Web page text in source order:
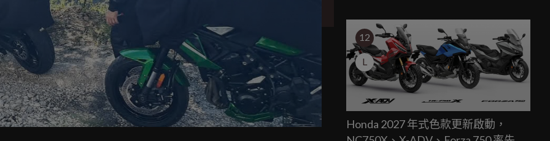
12
L
Honda 2027 年式色款更新啟動，